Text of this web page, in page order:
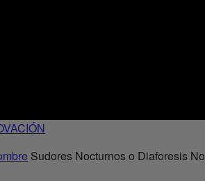
Sudores Nocturnos o Diaforesis